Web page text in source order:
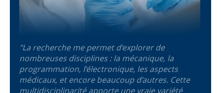
"La recherche me permet d’explorer de
nombreuses disciplines : la mécanique, la
programmation, l’électronique, les aspects
médicaux, et encore beaucoup d’autres. Cette
multidisciplinarité apporte une vraie variété